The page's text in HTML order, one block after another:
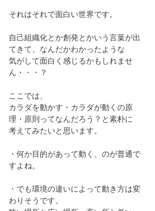
それはそれで面白い世界です。
自己組織化とか創発とかいう言葉が出
てきて、なんだかわかったような
気がして面白く感じるかもしれませ
ん・・・？
ここでは、
カラダを動かす・カラダが動くの原
理・原則ってなんだろう？と素朴に
考えてみたいと思います。
・何か目的があって動く、のが普通で
すよね。
・でも環境の違いによって動き方は変
わりそうです。